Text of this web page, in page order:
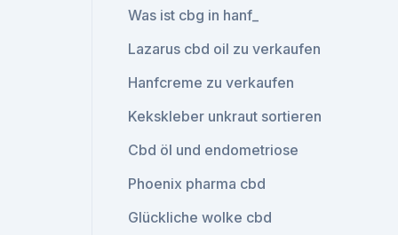
Was ist cbg in hanf_
Lazarus cbd oil zu verkaufen
Hanfcreme zu verkaufen
Kekskleber unkraut sortieren
Cbd öl und endometriose
Phoenix pharma cbd
Glückliche wolke cbd